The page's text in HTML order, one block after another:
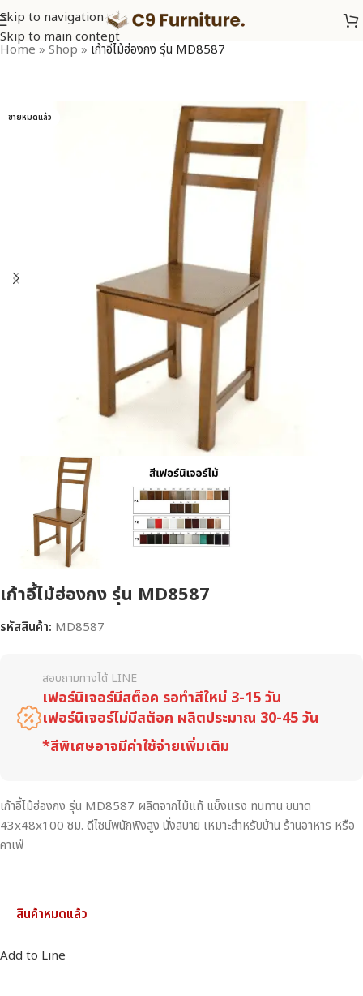
Skip to navigation
Skip to main content
Home » Shop » เก้าอี้ไม้ฮ่องกง รุ่น MD8587
ขายหมดแล้ว
เก้าอี้ไม้ฮ่องกง รุ่น MD8587
รหัสสินค้า: MD8587
สอบถามทางได้ LINE
เฟอร์นิเจอร์มีสต็อค รอทำสีใหม่ 3-15 วัน
เฟอร์นิเจอร์ไม่มีสต็อค ผลิตประมาณ 30-45 วัน
*สีพิเศษอาจมีค่าใช้จ่ายเพิ่มเติม
เก้าอี้ไม้ฮ่องกง รุ่น MD8587 ผลิตจากไม้แท้ แข็งแรง ทนทาน ขนาด
43x48x100 ซม. ดีไซน์พนักพิงสูง นั่งสบาย เหมาะสำหรับบ้าน ร้านอาหาร หรือ
คาเฟ่
สินค้าหมดแล้ว
Add to Line